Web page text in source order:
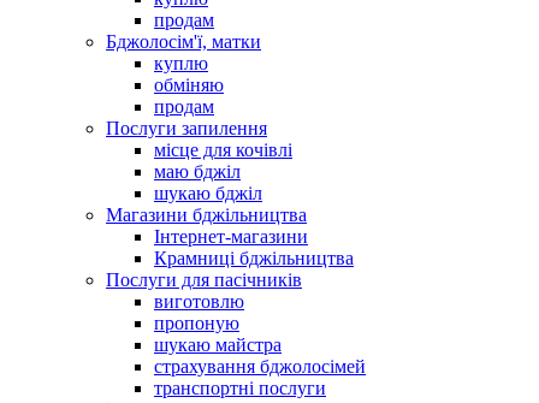
продам
Бджолосім'ї, матки
куплю
обміняю
продам
Послуги запилення
місце для кочівлі
маю бджіл
шукаю бджіл
Магазини бджільництва
Інтернет-магазини
Крамниці бджільництва
Послуги для пасічників
виготовлю
пропоную
шукаю майстра
страхування бджолосімей
транспортні послуги